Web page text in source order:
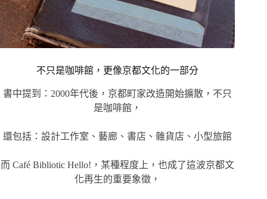
不只是咖啡館，更像京都文化的一部分
書中提到：2000年代後，京都町家改造開始擴散，不只
是咖啡館，
還包括：設計工作室、藝廊、書店、雜貨店、小型旅館
而 Café Bibliotic Hello!，某種程度上，也成了這波京都文
化再生的重要象徵，